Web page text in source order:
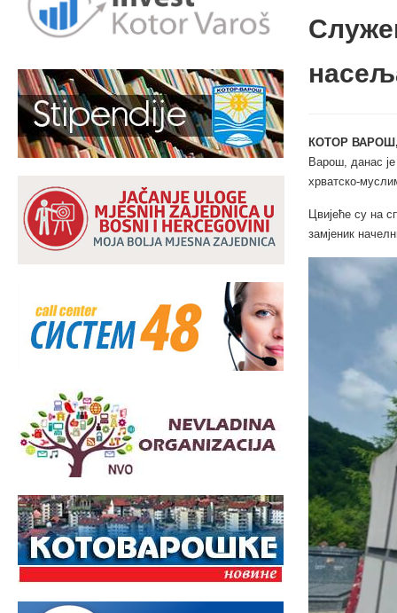
КОТОР
Варош, данас
хрватско-
Цвијеће су на
замјеник